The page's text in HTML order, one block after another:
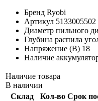
Бренд Ryobi
Артикул 5133005502
Диаметр пильного
Глубина распила
Напряжение (В) 18
Наличие
Наличие товара
В наличии
Склад
Кол-во Срок